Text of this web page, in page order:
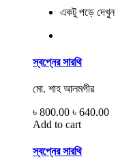
একটু পড়ে দেখুন
স্বপ্নের সারথি
মো. শাহ আলমগীর
৳ 800.00 ৳ 640.00
Add to cart
স্বপ্নের সারথি